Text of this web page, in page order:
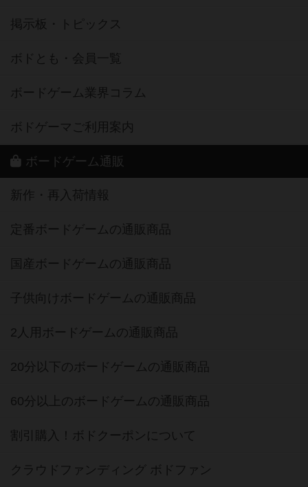
掲示板・トピックス
ボドとも・会員一覧
ボードゲーム業界コラム
ボドゲーマご利用案内
ボードゲーム通販
新作・再入荷情報
定番ボードゲームの通販商品
国産ボードゲームの通販商品
子供向けボードゲームの通販商品
2人用ボードゲームの通販商品
20分以下のボードゲームの通販商品
60分以上のボードゲームの通販商品
割引購入！ボドクーポンについて
クラウドファンディング ボドファン